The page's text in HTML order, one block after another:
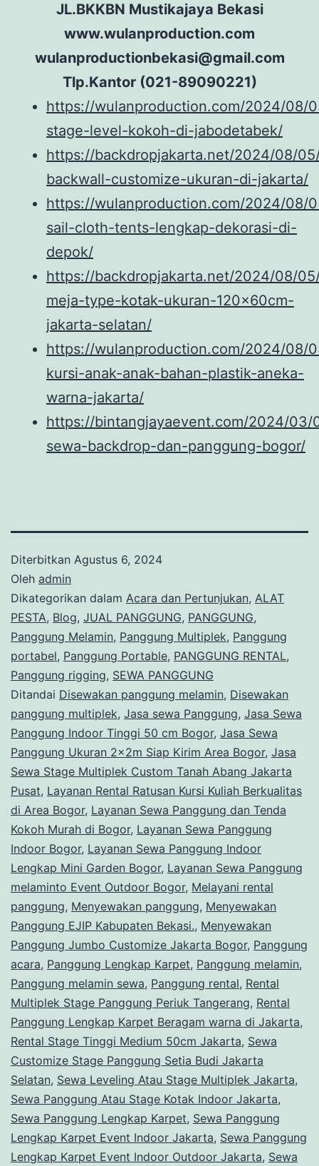
JL.BKKBN Mustikajaya Bekasi
www.wulanproduction.com
wulanproductionbekasi@gmail.com
Tlp.Kantor (021-89090221)
https://wulanproduction.com/2024/08/
stage-level-kokoh-di-jabodetabek/
https://backdropjakarta.net/2024/08/
backwall-customize-ukuran-di-jakarta/
https://wulanproduction.com/2024/08/
sail-cloth-tents-lengkap-dekorasi-di-
depok/
https://backdropjakarta.net/2024/08/
meja-type-kotak-ukuran-120x60cm-
jakarta-selatan/
https://wulanproduction.com/2024/08/
kursi-anak-anak-bahan-plastik-aneka-
warna-jakarta/
https://bintangjayaevent.com/2024/03/
sewa-backdrop-dan-panggung-bogor/
Diterbitkan Agustus 6, 2024
Oleh admin
Dikategorikan dalam Acara dan Pertunjukan, ALAT
PESTA, Blog, JUAL PANGGUNG, PANGGUNG,
Panggung Melamin, Panggung Multiplek, Panggung
portabel, Panggung Portable, PANGGUNG RENTAL,
Panggung rigging, SEWA PANGGUNG
Ditandai Disewakan panggung melamin, Disewakan
panggung multiplek, Jasa sewa Panggung, Jasa Sewa
Panggung Indoor Tinggi 50 cm Bogor, Jasa Sewa
Panggung Ukuran 2x2m Siap Kirim Area Bogor, Jasa
Sewa Stage Multiplek Custom Tanah Abang Jakarta
Pusat, Layanan Rental Ratusan Kursi Kuliah Berkualitas
di Area Bogor, Layanan Sewa Panggung dan Tenda
Kokoh Murah di Bogor, Layanan Sewa Panggung
Indoor Bogor, Layanan Sewa Panggung Indoor
Lengkap Mini Garden Bogor, Layanan Sewa Panggung
melaminto Event Outdoor Bogor, Melayani rental
panggung, Menyewakan panggung, Menyewakan
Panggung EJIP Kabupaten Bekasi., Menyewakan
Panggung Jumbo Customize Jakarta Bogor, Panggung
acara, Panggung Lengkap Karpet, Panggung melamin,
Panggung melamin sewa, Panggung rental, Rental
Multiplek Stage Panggung Periuk Tangerang, Rental
Panggung Lengkap Karpet Beragam warna di Jakarta,
Rental Stage Tinggi Medium 50cm Jakarta, Sewa
Customize Stage Panggung Setia Budi Jakarta
Selatan, Sewa Leveling Atau Stage Multiplek Jakarta,
Sewa Panggung Atau Stage Kotak Indoor Jakarta,
Sewa Panggung Lengkap Karpet, Sewa Panggung
Lengkap Karpet Event Indoor Jakarta, Sewa Panggung
Lengkap Karpet Event Indoor Outdoor Jakarta, Sewa